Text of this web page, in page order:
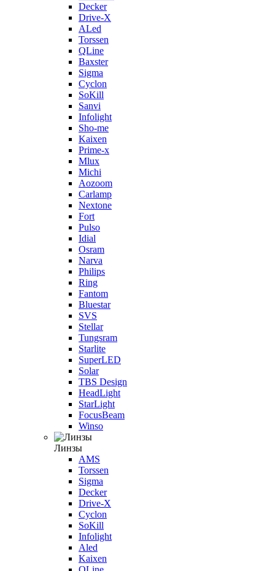
Decker
Drive-X
ALed
Torssen
QLine
Baxster
Sigma
Cyclon
SoKill
Sanvi
Infolight
Sho-me
Kaixen
Prime-x
Mlux
Michi
Aozoom
Carlamp
Nextone
Fort
Pulso
Idial
Osram
Narva
Philips
Ring
Fantom
Bluestar
SVS
Stellar
Tungsram
Starlite
SuperLED
Solar
TBS Design
HeadLight
StarLight
FocusBeam
Winso
Линзы
AMS
Torssen
Sigma
Decker
Drive-X
Cyclon
SoKill
Infolight
Aled
Kaixen